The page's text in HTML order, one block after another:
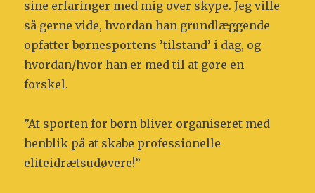
sine erfaringer med mig over skype. Jeg ville
så gerne vide, hvordan han grundlæggende
opfatter børnesportens ’tilstand’ i dag, og
hvordan/hvor han er med til at gøre en
forskel.
”At sporten for børn bliver organiseret med
henblik på at skabe professionelle
eliteidrætsudøvere!”